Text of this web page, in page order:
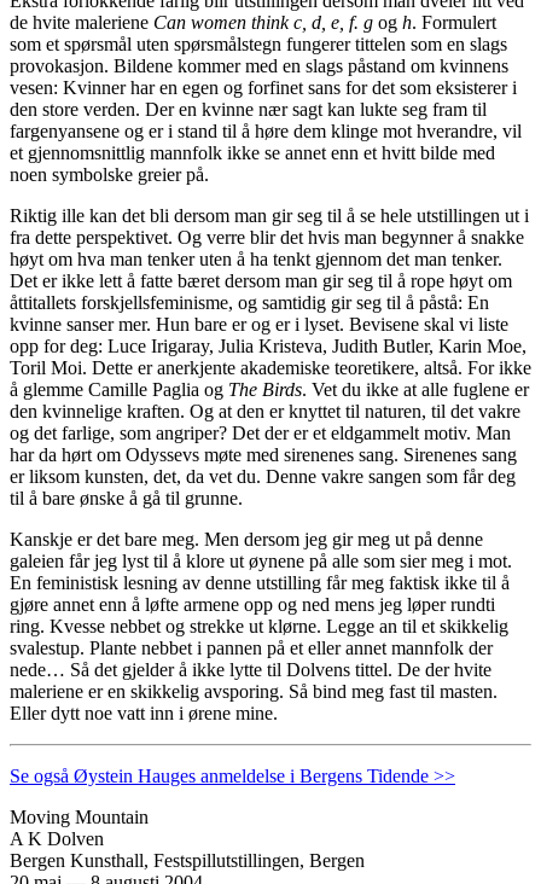
de hvite maleriene Can women think c, d, e, f. g og h. Formulert
som et spørsmål uten spørsmålstegn fungerer tittelen som en slags
provokasjon. Bildene kommer med en slags påstand om kvinnens
vesen: Kvinner har en egen og forfinet sans for det som eksisterer i
den store verden. Der en kvinne nær sagt kan lukte seg fram til
fargenyansene og er i stand til å høre dem klinge mot hverandre, vil
et gjennomsnittlig mannfolk ikke se annet enn et hvitt bilde med
noen symbolske greier på.
Riktig ille kan det bli dersom man gir seg til å se hele utstillingen ut i
fra dette perspektivet. Og verre blir det hvis man begynner å snakke
høyt om hva man tenker uten å ha tenkt gjennom det man tenker.
Det er ikke lett å fatte bæret dersom man gir seg til å rope høyt om
åttitallets forskjellsfeminisme, og samtidig gir seg til å påstå: En
kvinne sanser mer. Hun bare er og er i lyset. Bevisene skal vi liste
opp for deg: Luce Irigaray, Julia Kristeva, Judith Butler, Karin Moe,
Toril Moi. Dette er anerkjente akademiske teoretikere, altså. For ikke
å glemme Camille Paglia og The Birds. Vet du ikke at alle fuglene er
den kvinnelige kraften. Og at den er knyttet til naturen, til det vakre
og det farlige, som angriper? Det der er et eldgammelt motiv. Man
har da hørt om Odyssevs møte med sirenenes sang. Sirenenes sang
er liksom kunsten, det, da vet du. Denne vakre sangen som får deg
til å bare ønske å gå til grunne.
Kanskje er det bare meg. Men dersom jeg gir meg ut på denne
galeien får jeg lyst til å klore ut øynene på alle som sier meg i mot.
En feministisk lesning av denne utstilling får meg faktisk ikke til å
gjøre annet enn å løfte armene opp og ned mens jeg løper rundti
ring. Kvesse nebbet og strekke ut klørne. Legge an til et skikkelig
svalestup. Plante nebbet i pannen på et eller annet mannfolk der
nede… Så det gjelder å ikke lytte til Dolvens tittel. De der hvite
maleriene er en skikkelig avsporing. Så bind meg fast til masten.
Eller dytt noe vatt inn i ørene mine.
Se også Øystein Hauges anmeldelse i Bergens Tidende >>
Moving Mountain
A K Dolven
Bergen Kunsthall, Festspillutstillingen, Bergen